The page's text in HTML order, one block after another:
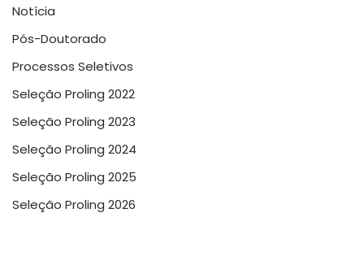
Notícia
Pós-Doutorado
Processos Seletivos
Seleção Proling 2022
Seleção Proling 2023
Seleção Proling 2024
Seleção Proling 2025
Seleção Proling 2026